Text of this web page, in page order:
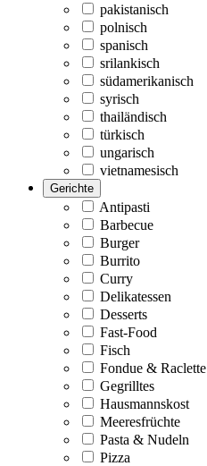
pakistanisch
polnisch
spanisch
srilankisch
südamerikanisch
syrisch
thailändisch
türkisch
ungarisch
vietnamesisch
Gerichte
Antipasti
Barbecue
Burger
Burrito
Curry
Delikatessen
Desserts
Fast-Food
Fisch
Fondue & Raclette
Gegrilltes
Hausmannskost
Meeresfrüchte
Pasta & Nudeln
Pizza